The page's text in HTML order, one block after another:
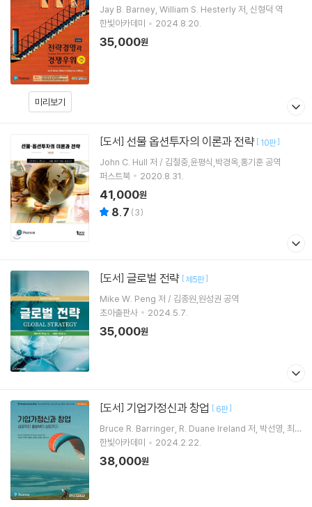
미리보기
Jay B. Barney William S. Hesterly저 신형덕 역
한빛아카데미
2024.8.20.
35,000원
[도서] 선물 옵션투자의 이론과 전략 [ 10판]
John C. Hull 저 / 김철중,윤평식,박경옥,홍기훈 공역
퍼스트북
2020.8.31.
41,000원
8.7 (3)
[도서] 글로벌 전략 [제5판]
Mike W. Peng 저 / 김종원,원성권 공역
초아출판사
2024.5.7.
35,000원
[도서] 기업가정신과 창업 [ 6판]
Bruce R. Barringer R. Duane Ireland 저 박선영 최
자영역 외 4명
한빛아카데미 2024.2.22.
38,000원